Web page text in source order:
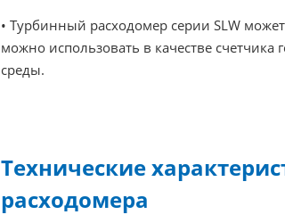
• Турбинный расходомер серии SLW
можно использовать в качестве
среды.
Технические
расходомера